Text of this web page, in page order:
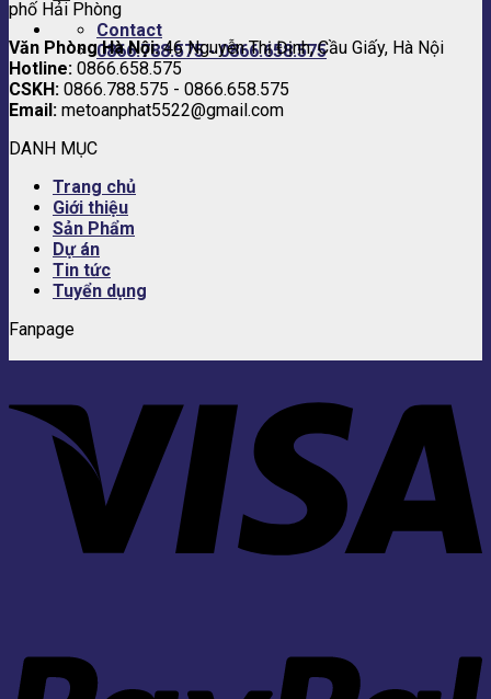
Contact
0866.788.575 - 0866.658.575
phố Hải Phòng
Văn Phòng Hà Nội:46 Nguyễn Thị Định, Cầu Giấy, Hà Nội
Hotline: 0866.658.575
CSKH: 0866.788.575 - 0866.658.575
Email: metoanphat5522@gmail.com
DANH MỤC
Trang chủ
Giới thiệu
Sản Phẩm
Dự án
Tin tức
Tuyển dụng
Fanpage